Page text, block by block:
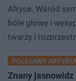
Afryce. Wśród
bóle głowy i
twarzy i
POLECANY
Znany